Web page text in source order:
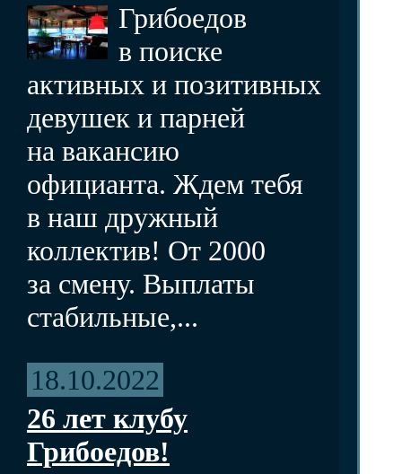
Грибоедов
в поиске
активных и позитивных
девушек и парней
на вакансию
официанта. Ждем тебя
в наш дружный
коллектив! От 2000
за смену. Выплаты
стабильные,...
18.10.2022
26 лет клубу
Грибоедов!